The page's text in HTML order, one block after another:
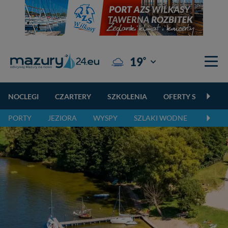
19° Giżycko
NOCLEGI CZARTERY SZKOLENIA OFERTY
PORTY JEZIORA WYSPY SZLAKI WODNE